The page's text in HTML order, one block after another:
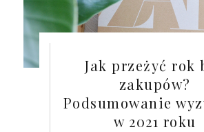
Jak przeżyć rok
zakupów?
Podsumowanie
w 2021 roku